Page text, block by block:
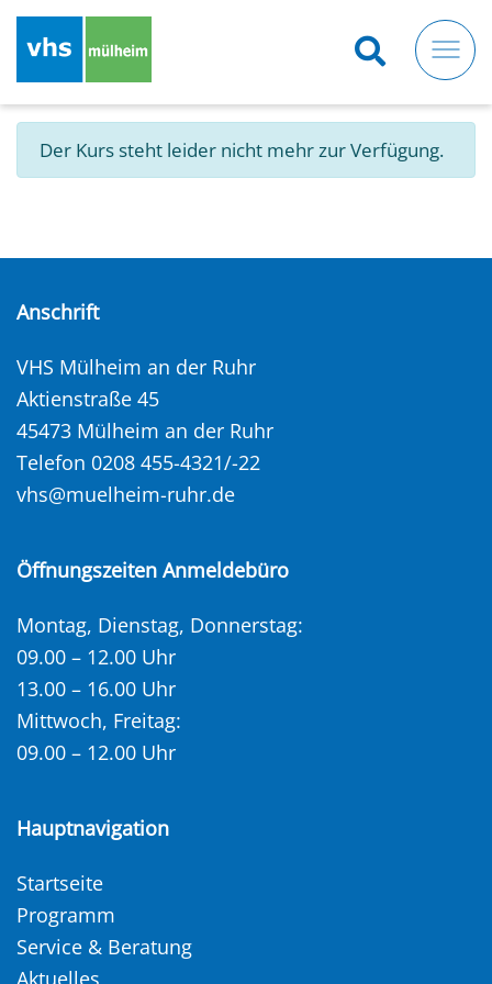
Der Kurs steht leider nicht mehr zur Verfügung.
Anschrift
VHS Mülheim an der Ruhr
Aktienstraße 45
45473 Mülheim an der Ruhr
Telefon 0208 455-4321/-22
vhs@muelheim-ruhr.de
Öffnungszeiten Anmeldebüro
Montag, Dienstag, Donnerstag:
09.00 – 12.00 Uhr
13.00 – 16.00 Uhr
Mittwoch, Freitag:
09.00 – 12.00 Uhr
Hauptnavigation
Startseite
Programm
Service & Beratung
Aktuelles